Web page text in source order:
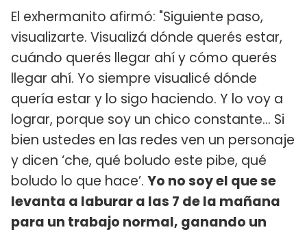
El exhermanito afirmó: "Siguiente paso,
visualizarte. Visualizá dónde querés estar,
cuándo querés llegar ahí y cómo querés
llegar ahí. Yo siempre visualicé dónde
quería estar y lo sigo haciendo. Y lo voy a
lograr, porque soy un chico constante... Si
bien ustedes en las redes ven un personaje
y dicen ‘che, qué boludo este pibe, qué
boludo lo que hace’. Yo no soy el que se
levanta a laburar a las 7 de la mañana
para un trabajo normal, ganando un